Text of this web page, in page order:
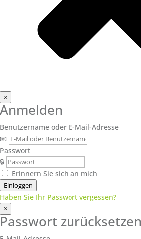
×
Anmelden
Benutzername oder E-Mail-Adresse
📧
Passwort
🔒
Erinnern Sie sich an mich
Einloggen
Haben Sie Ihr Passwort vergessen?
×
Passwort zurücksetzen